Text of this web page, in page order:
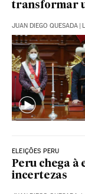
transformar
JUAN DIEGO QUESADA
ELEIÇÕES PERU
Peru chega à
incertezas